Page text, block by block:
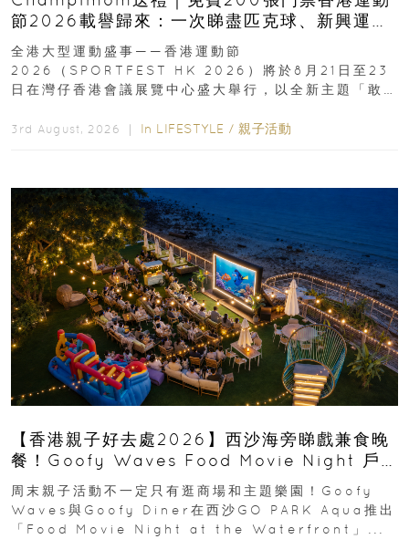
節2026載譽歸來：一次睇盡匹克球、新興運
動、街舞比賽＋逾百運動品牌展覽
全港大型運動盛事——香港運動節
2026（SPORTFEST HK 2026）將於8月21日至23
日在灣仔香港會議展覽中心盛大舉行，以全新主題「敢
3rd August, 2026 ｜ In LIFESTYLE / 親子活動
【香港親子好去處2026】西沙海旁睇戲兼食晚
餐！Goofy Waves Food Movie Night 戶
外影院逢週末登場
周末親子活動不一定只有逛商場和主題樂園！Goofy
Waves與Goofy Diner在西沙GO PARK Aqua推出
「Food Movie Night at the Waterfront」...